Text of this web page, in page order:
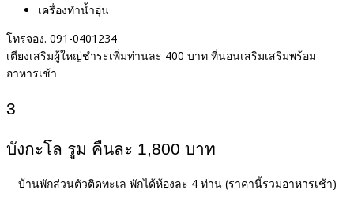
เครื่องทำน้ำอุ่น
โทรจอง. 091-0401234
เตียงเสริมผู้ใหญ่ชำระเพิ่มท่านละ 400 บาท ที่นอนเสริมเสริมพร้อม
อาหารเช้า
3
บังกะโล รูม คืนละ 1,800 บาท
บ้านพักส่วนตัวติดทะเล พักได้ห้องละ 4 ท่าน (ราคานี้รวมอาหารเช้า)